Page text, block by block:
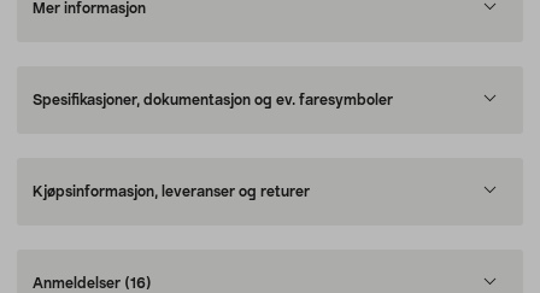
Mer informasjon
Spesifikasjoner, dokumentasjon og ev. faresymboler
Kjøpsinformasjon, leveranser og returer
Anmeldelser (16)